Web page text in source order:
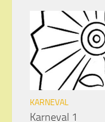
KARNEVAL
Karneval 1